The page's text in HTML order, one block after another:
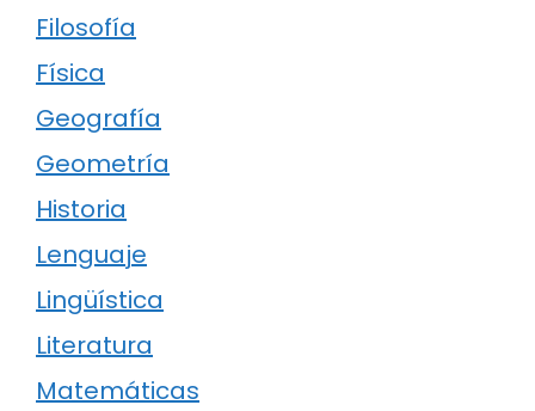
Filosofía
Física
Geografía
Geometría
Historia
Lenguaje
Lingüística
Literatura
Matemáticas